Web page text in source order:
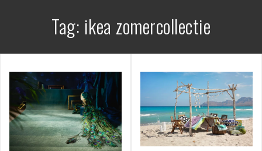
Tag: ikea zomercollectie